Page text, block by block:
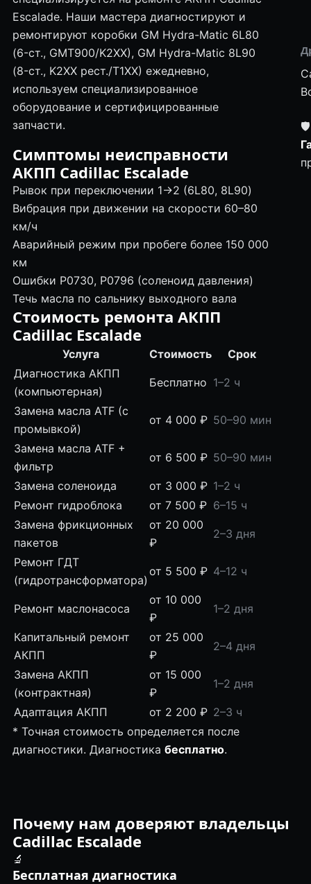
Escalade. Наши мастера диагностируют и
ремонтируют коробки GM Hydra-Matic 6L80
(6-ст., GMT900/K2XX), GM Hydra-Matic 8L90
(8-ст., K2XX рест./T1XX) ежедневно,
используем специализированное
оборудование и сертифицированные
запчасти.
Симптомы неисправности
АКПП Cadillac Escalade
Рывок при переключении 1→2 (6L80, 8L90)
Вибрация при движении на скорости 60–80
км/ч
Аварийный режим при пробеге более 150 000
км
Ошибки P0730, P0796 (соленоид давления)
Течь масла по сальнику выходного вала
Стоимость ремонта АКПП
Cadillac Escalade
Услуга Стоимость
Срок
Диагностика АКПП
(компьютерная)
Бесплатно 1–2 ч
Замена масла ATF (с
промывкой)
от 4 000 ₽ 50–90 мин
Замена масла ATF +
фильтр
от 6 500 ₽ 50–90 мин
Замена соленоида от 3 000 ₽ 1–2 ч
Ремонт гидроблока
от 7 500 ₽ 6–15 ч
Замена фрикционных
пакетов
от 20 000
₽
2–3 дня
Ремонт ГДТ
(гидротрансформатора)
от 5 500 ₽ 4–12 ч
Ремонт маслонасоса
от 10 000
₽
1–2 дня
Капитальный ремонт
АКПП
от 25 000
₽
2–4 дня
Замена АКПП
(контрактная)
от 15 000
₽
1–2 дня
Адаптация АКПП от 2 200 ₽ 2–3 ч
* Точная стоимость определяется после
диагностики. Диагностика бесплатно.
🛡
Почему нам доверяют владельцы
Cadillac Escalade
🔬
Бесплатная диагностика